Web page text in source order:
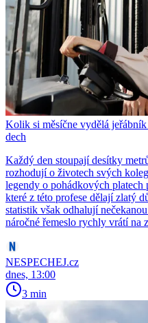
Kolik si měsíčne vydělá
dech
Každý den stoupají desítky
rozhodují o životech svých
legendy o pohádkových platech
které z této profese dělají zlatý
statistik však odhalují
náročné řemeslo rychly vrátí na
NESPECHEJ.cz
dnes, 13:00
3 min